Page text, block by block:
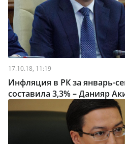
17.10.18, 11:19
Инфляция в РК за январь-
составила 3,3% – Данияр